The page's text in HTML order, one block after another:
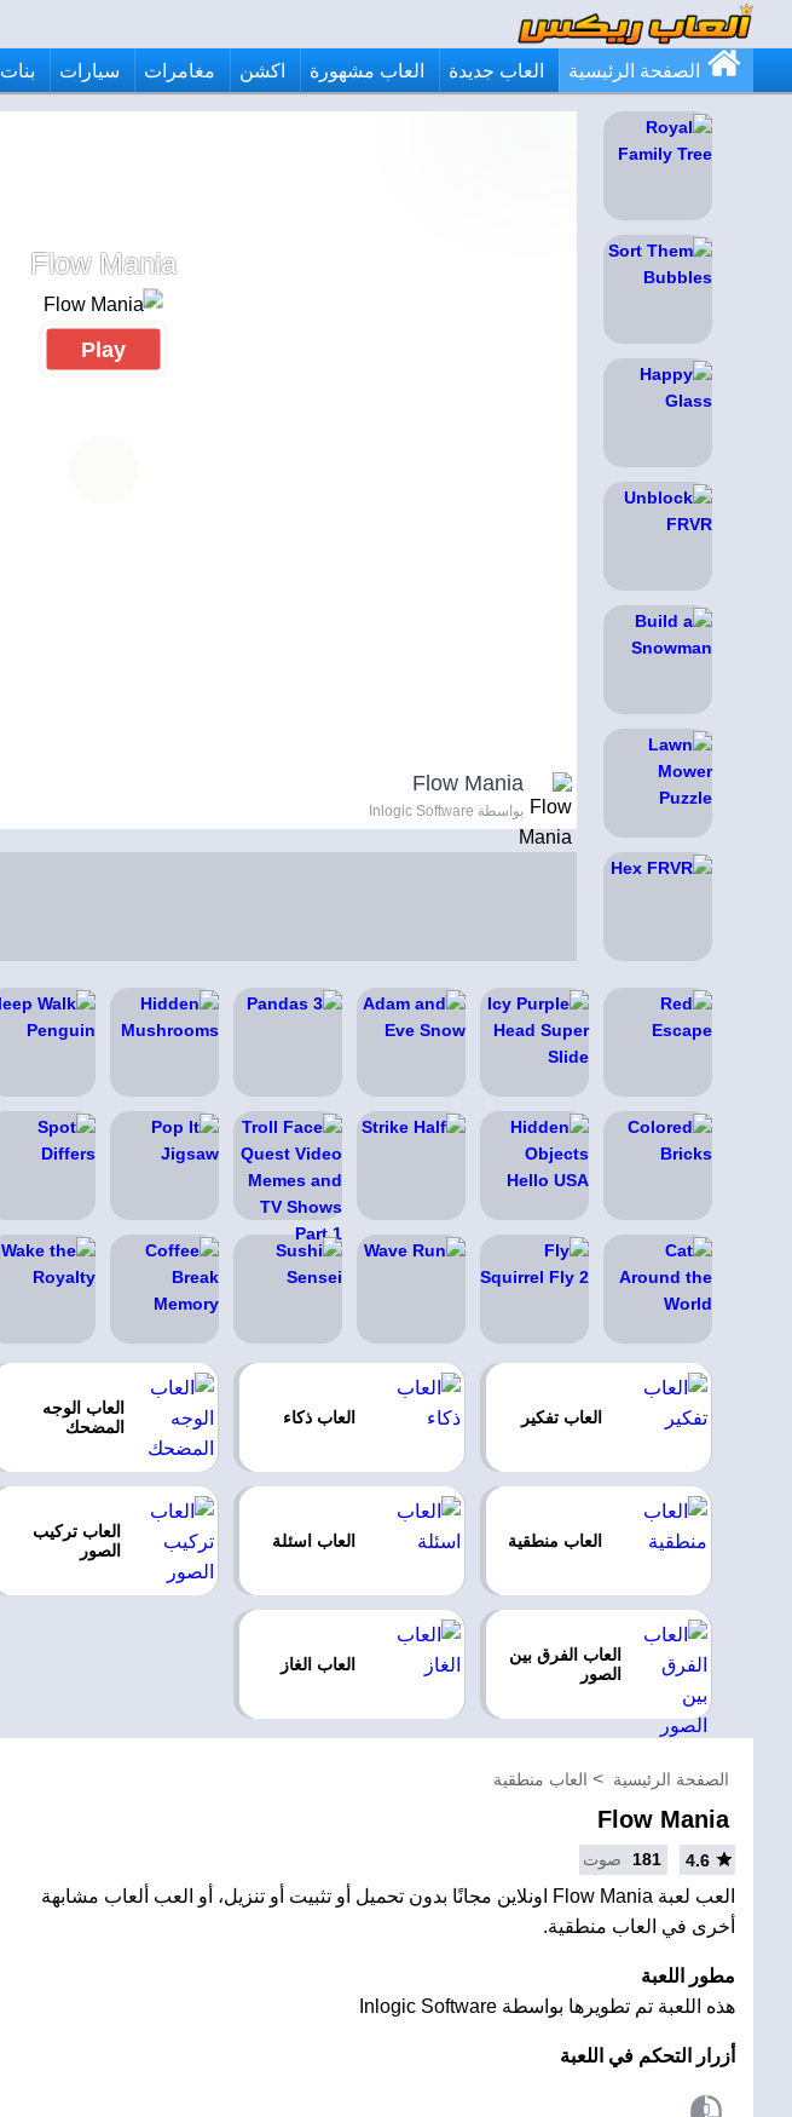
الصفحة الرئيسية العاب جديدة العاب مشهورة اكشن مغامرات سيارات بنات
Flow Mania
Play
Flow Mania
بواسطة Inlogic Software
العاب تفكير العاب ذكاء
العاب الوجه
المضحك
العاب منطقية العاب اسئلة
العاب تركيب
الصور
العاب الفرق بين
الصور
العاب الغاز
الصفحة الرئيسية العاب منطقية
Flow Mania
4.6
181 صوت
العب لعبة Flow Mania اونلاين مجانًا بدون تحميل أو تثبيت أو تنزيل، أو العب ألعاب مشابهة
أخرى في العاب منطقية.
مطور اللعبة
هذه اللعبة تم تطويرها بواسطة Inlogic Software
أزرار التحكم في اللعبة